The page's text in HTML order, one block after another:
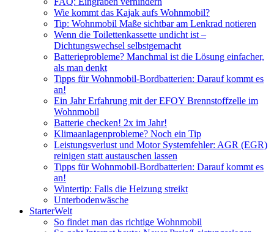
Wie kommt das Kajak aufs Wohnmobil?
Tip: Wohnmobil Maße sichtbar am Lenkrad notieren
Wenn die Toilettenkassette undicht ist –
Dichtungswechsel selbstgemacht
Batterieprobleme? Manchmal ist die Lösung einfacher,
als man denkt
Tipps für Wohnmobil-Bordbatterien: Darauf kommt es
an!
Ein Jahr Erfahrung mit der EFOY Brennstoffzelle im
Wohnmobil
Batterie checken! 2x im Jahr!
Klimaanlagenprobleme? Noch ein Tip
Leistungsverlust und Motor Systemfehler: AGR (EGR)
reinigen statt austauschen lassen
Tipps für Wohnmobil-Bordbatterien: Darauf kommt es
an!
Wintertip: Falls die Heizung streikt
Unterbodenwäsche
StarterWelt
So findet man das richtige Wohnmobil